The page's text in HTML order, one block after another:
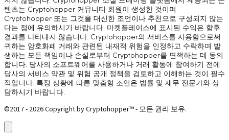
텐츠는 Cryptohopper 커뮤니티 회원이 생성한 것이며
Cryptohopper 또는 그것을 대신한 조언이나 추천으로 구성되지 않는
다는 점에 유의하시기 바랍니다. 마켓플레이스에 표시된 수익은 향후
결과를 나타내지 않습니다. Cryptohopper의 서비스를 사용함으로써
귀하는 암호화폐 거래와 관련된 내재적 위험을 인정하고 수락하며 발
생하는 모든 책임이나 손실로부터 Cryptohopper를 면책하는 데 동의
합니다. 당사의 소프트웨어를 사용하거나 거래 활동에 참여하기 전에
당사의 서비스 약관 및 위험 공개 정책을 검토하고 이해하는 것이 필수
적입니다. 특정 상황에 따른 맞춤형 조언은 법률 및 재무 전문가와 상
담하시기 바랍니다.
©2017 - 2026 Copyright by Cryptohopper™ - 모든 권리 보유.